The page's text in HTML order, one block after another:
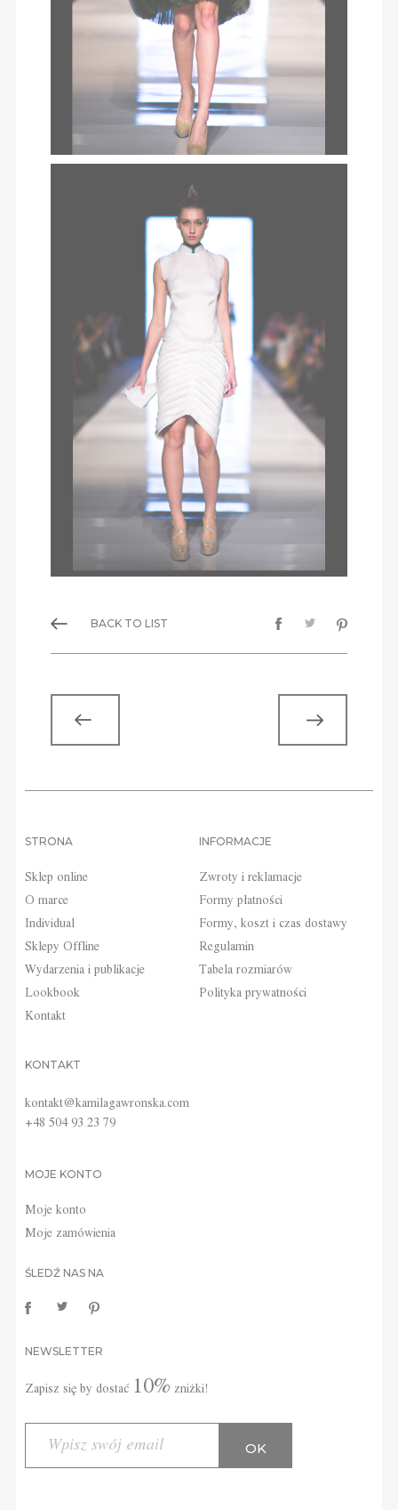
BACK TO LIST
ARTICLE
STRONA
Sklep online
O marce
Individual
Sklepy Offline
Wydarzenia i publikacje
Lookbook
Kontakt
INFORMACJE
Zwroty i reklamacje
Formy płatności
Formy, koszt i czas dostawy
Regulamin
Tabela rozmiarów
Polityka prywatności
KONTAKT
kontakt@kamilagawronska.com
+48 504 93 23 79
MOJE KONTO
Moje konto
Moje zamówienia
ŚLEDŹ NAS NA
NEWSLETTER
Zapisz się by dostać 10% zniżki!